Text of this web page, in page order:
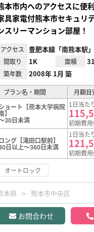
本市内へのアクセスに便利
具家電付熊本市セキュリ
スリーマンション部屋！
アクセス 豊肥本線「南熊本駅
間取り 1K 面積
築年数 2008年 1月 築
プラン名・期間
月額目
ョート【熊本大学病院
】
30日未満
1日当た
初期費
ング【滝田口駅前】
日以上～360日未満
1日当た
初期費
オートロック
本県 熊本市中央区
お問合わせ